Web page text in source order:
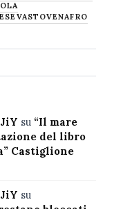
VASTOVENAFRO
su “Il mare
del libro
Castiglione
su